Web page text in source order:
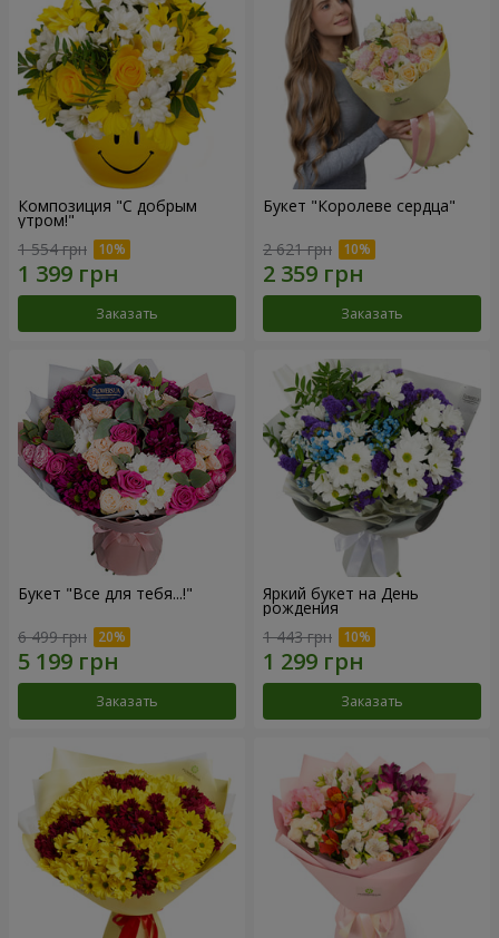
Композиция "С добрым
утром!"
1 554 грн
Заказать
Букет "Королеве сердца"
2 621 грн
Заказать
Букет "Все для тебя...!"
6 499 грн
Заказать
Яркий букет на День
рождения
1 443 грн
Заказать